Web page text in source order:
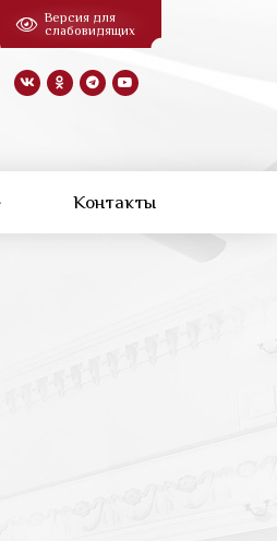
Версия для
слабовидящих
Контакты